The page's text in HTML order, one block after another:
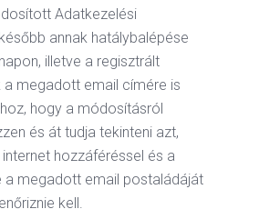
Adatkezelési
annak hatálybalépése
illetve a regisztrált
a megadott email címére is
hogy a módosításról
és át tudja tekinteni azt,
hozzáféréssel és a
a megadott email postaládáját
kell.